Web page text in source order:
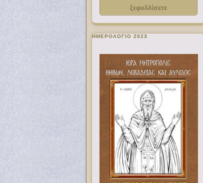
ξεφυλλίσετε
ΗΜΕΡΟΛΟΓΙΟ 2023